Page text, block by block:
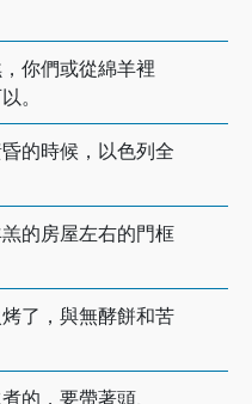
你們或從綿羊裡
。
的時候，以色列全
的房屋左右的門框
了，與無酵餅和苦
的，要帶著頭、